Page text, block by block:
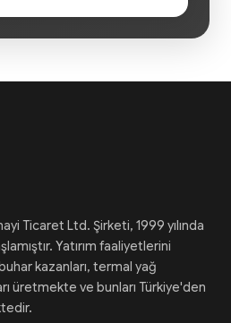
Ticaret Ltd. Şirketi, 1999 yılında
Yatırım faaliyetlerini
kazanları, termal yağ
üretmekte ve bunları Türkiye'den